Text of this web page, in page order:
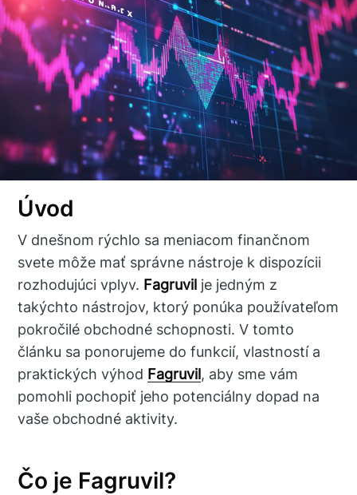
Úvod
V dnešnom rýchlo sa meniacom finančnom
svete môže mať správne nástroje k dispozícii
rozhodujúci vplyv. Fagruvil je jedným z
takýchto nástrojov, ktorý ponúka používateľom
pokročilé obchodné schopnosti. V tomto
článku sa ponorujeme do funkcií, vlastností a
praktických výhod Fagruvil, aby sme vám
pomohli pochopiť jeho potenciálny dopad na
vaše obchodné aktivity.
Čo je Fagruvil?